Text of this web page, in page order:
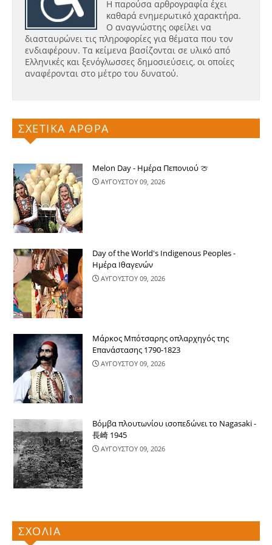
Η παρούσα αρθρογραφία έχει
καθαρά ενημερωτικό χαρακτήρα.
Ο αναγνώστης οφείλει να
διασταυρώνει τις πληροφορίες για θέματα που τον
ενδιαφέρουν. Τα κείμενα βασίζονται σε υλικό από
Ελληνικές και ξενόγλωσσες δημοσιεύσεις, οι οποίες
αναφέρονται στο μέτρο του δυνατού.
ΣΧΕΤΙΚΑ ΑΡΘΡΑ
Melon Day - Ημέρα Πεπονιού 🍈
ΑΥΓΟΥΣΤΟΥ 09, 2026
Day of the World's Indigenous Peoples -
Ημέρα Ιθαγενών
ΑΥΓΟΥΣΤΟΥ 09, 2026
Μάρκος Μπότσαρης οπλαρχηγός της
Επανάστασης 1790-1823
ΑΥΓΟΥΣΤΟΥ 09, 2026
Βόμβα πλουτωνίου ισοπεδώνει το Nagasaki -
長崎 1945
ΑΥΓΟΥΣΤΟΥ 09, 2026
ΣΧΟΛΙΑ